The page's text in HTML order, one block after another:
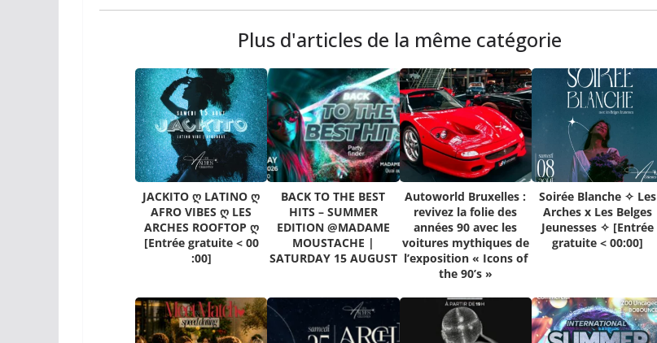
Plus d'articles de la même catégorie
JACKITO ღ LATINO ღ
AFRO VIBES ღ LES
ARCHES ROOFTOP ღ
[Entrée gratuite < 00
:00]
BACK TO THE BEST
HITS – SUMMER
EDITION @MADAME
MOUSTACHE |
SATURDAY 15 AUGUST
Autoworld Bruxelles :
revivez la folie des
années 90 avec les
voitures mythiques de
l’exposition « Icons of
the 90’s »
Soirée Blanche ✧ Les
Arches x Les Belges
Jeunesses ✧ [Entrée
gratuite < 00:00]